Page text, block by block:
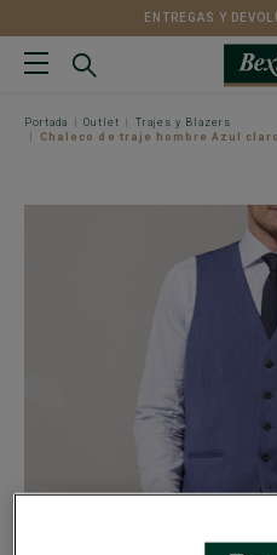
ENTREGAS Y
Portada Outlet
Trajes y Blazers
Chaleco de traje hombre Azul